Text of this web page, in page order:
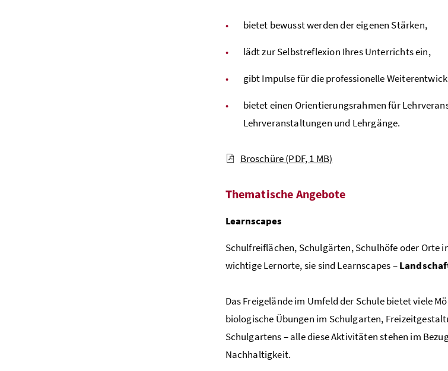
bietet bewusst werden der eigenen Stärken,
lädt zur Selbstreflexion Ihres Unterrichts ein,
gibt Impulse für die professionelle
bietet einen Orientierungsrahmen für
Lehrveranstaltungen und Lehrgänge.
Broschüre(PDF, 1 MB)
Thematische Angebote
Learnscapes
Schulfreiflächen, Schulgärten, Schulhöfe oder
wichtige Lernorte, sie sind Learnscapes –
Das Freigelände im Umfeld der Schule bietet viele
biologische Übungen im Schulgarten,
Schulgartens – alle diese Aktivitäten stehen im
Nachhaltigkeit.